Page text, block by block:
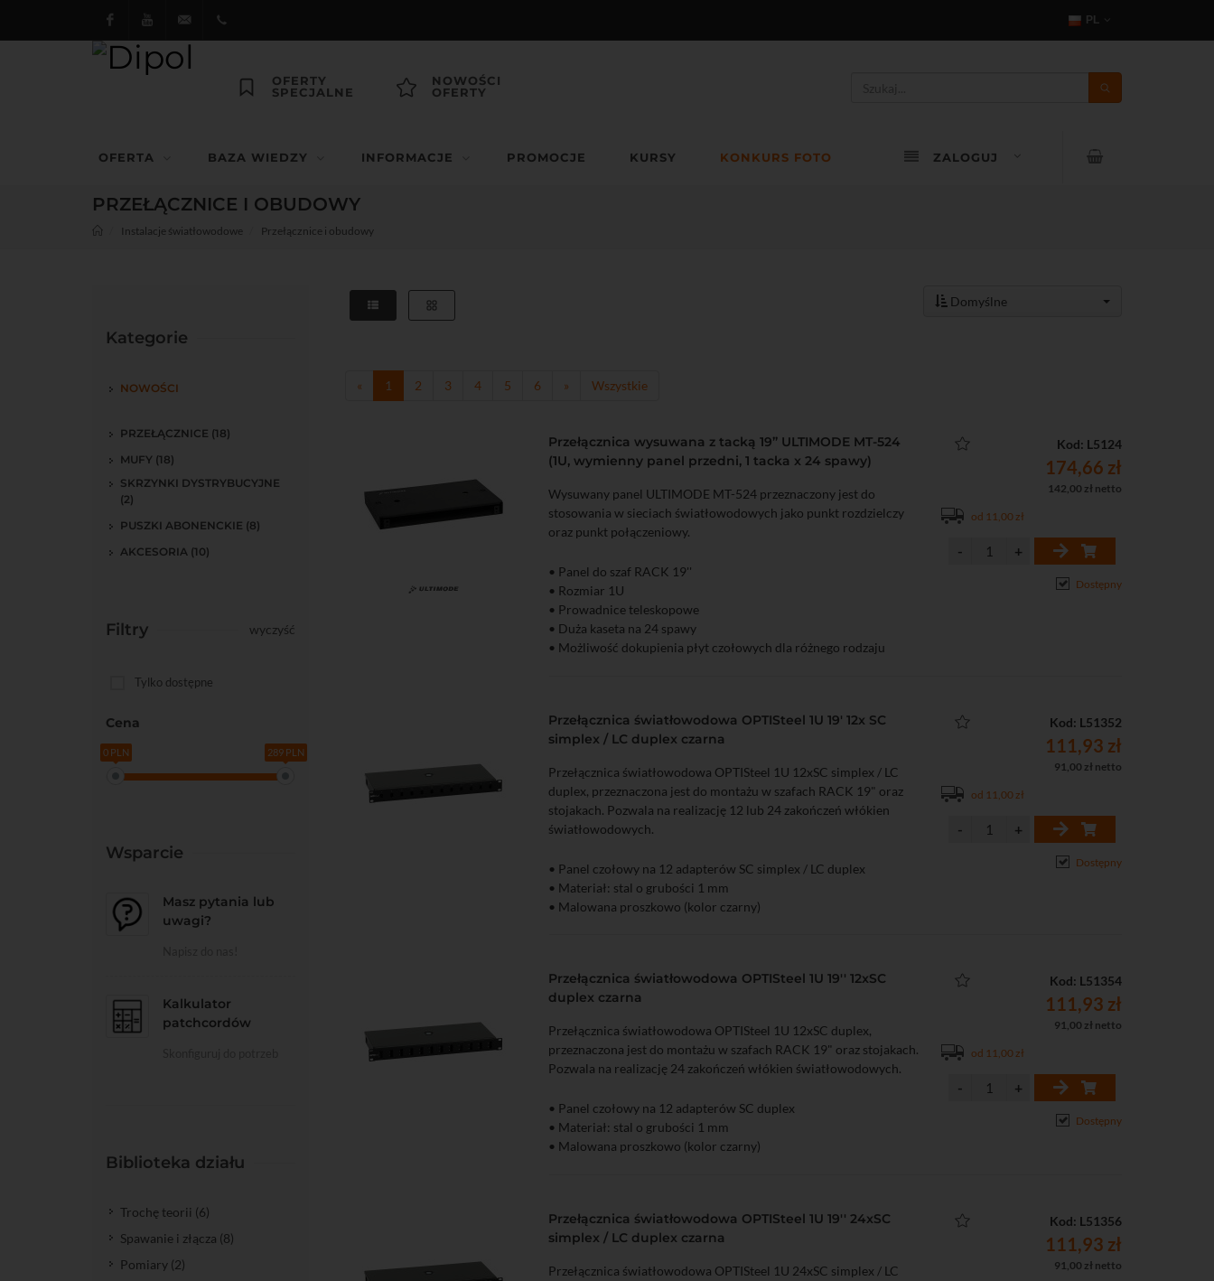
FacebookYoutubedipol@dipol.com.pl
PL
OFERTY
SPECJALNE
NOWOŚCI
OFERTY
OFERTA BAZA WIEDZY INFORMACJE PROMOCJE KURSY KONKURS FOTO ZALOGUJ
PRZEŁĄCZNICE I OBUDOWY
Instalacje światłowodowe Przełącznice i obudowy
Kategorie
NOWOŚCI
PRZEŁĄCZNICE (18)
MUFY (18)
SKRZYNKI DYSTRYBUCYJNE
(2)
PUSZKI ABONENCKIE (8)
AKCESORIA (10)
Filtry wyczyść
Tylko dostępne
Cena
0 PLN 289 PLN
Wsparcie
Masz pytania lub
uwagi?
Kalkulator
patchcordów
Biblioteka działu
Trochę teorii (6)
Spawanie i złącza (8)
Pomiary (2)
Domyślne
« 1 2 3 4 5 6 » Wszystkie
Do koszyka
Przełącznica wysuwana z tacką 19” ULTIMODE MT-524
(1U, wymienny panel przedni, 1 tacka x 24 spawy)
Wysuwany panel ULTIMODE MT-524 przeznaczony jest do
stosowania w sieciach światłowodowych jako punkt rozdzielczy
oraz punkt połączeniowy.
• Panel do szaf RACK 19''
• Rozmiar 1U
• Prowadnice teleskopowe
• Duża kaseta na 24 spawy
• Możliwość dokupienia płyt czołowych dla różnego rodzaju
Kod: L5124
174,66 zł
142,00 zł netto
od 11,00 zł
Dostępny
Przełącznica światłowodowa OPTISteel 1U 19' 12x SC
simplex / LC duplex czarna
Przełącznica światłowodowa OPTISteel 1U 12xSC simplex / LC
duplex, przeznaczona jest do montażu w szafach RACK 19" oraz
stojakach. Pozwala na realizację 12 lub 24 zakończeń włókien
światłowodowych.
• Panel czołowy na 12 adapterów SC simplex / LC duplex
• Materiał: stal o grubości 1 mm
• Malowana proszkowo (kolor czarny)
Kod: L51352
111,93 zł
91,00 zł netto
od 11,00 zł
Dostępny
Przełącznica światłowodowa OPTISteel 1U 19'' 12xSC
duplex czarna
Przełącznica światłowodowa OPTISteel 1U 12xSC duplex,
przeznaczona jest do montażu w szafach RACK 19" oraz stojakach.
Pozwala na realizację 24 zakończeń włókien światłowodowych.
• Panel czołowy na 12 adapterów SC duplex
• Materiał: stal o grubości 1 mm
• Malowana proszkowo (kolor czarny)
Kod: L51354
111,93 zł
91,00 zł netto
od 11,00 zł
Dostępny
Przełącznica światłowodowa OPTISteel 1U 19'' 24xSC
simplex / LC duplex czarna
Przełącznica światłowodowa OPTISteel 1U 24xSC simplex / LC
Kod: L51356
111,93 zł
91,00 zł netto